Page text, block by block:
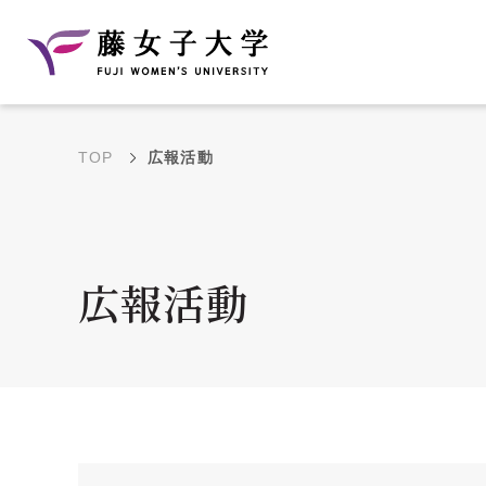
学部・学科の教育目的
大学院の教育目的
TOP 広報活動
広報活動